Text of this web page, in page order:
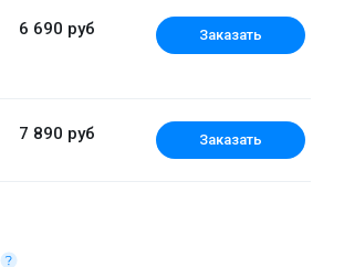
6 690 руб Заказать
7 890 руб Заказать